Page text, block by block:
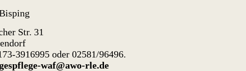
Str. 31
3916995 oder 02581/96496.
waf@awo-rle.de